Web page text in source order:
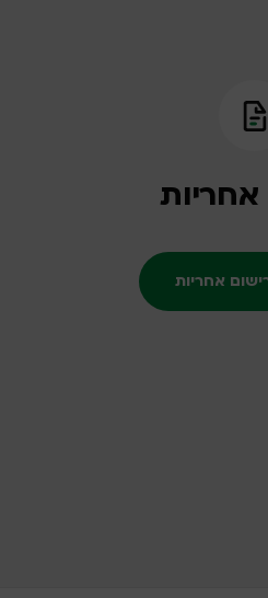
אחריות
אחריות